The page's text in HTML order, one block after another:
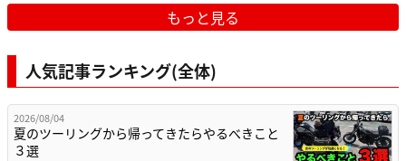
もっと見る
人気記事ランキング(全体)
2026/08/04
夏のツーリングから帰ってきたらやるべきこと
３選